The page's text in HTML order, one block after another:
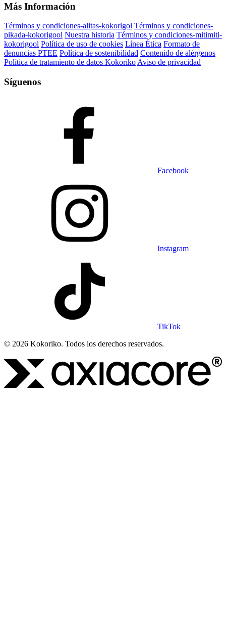
Más Información
Términos y condiciones-alitas-kokorigol Términos y condiciones-
pikada-kokorigool Nuestra historia Términos y condiciones-mitimiti-
kokorigool Política de uso de cookies Línea Ética Formato de
denuncias PTEE Política de sostenibilidad Contenido de alérgenos
Política de tratamiento de datos Kokoriko Aviso de privacidad
Síguenos
Facebook
Instagram
TikTok
© 2026 Kokoriko. Todos los derechos reservados.